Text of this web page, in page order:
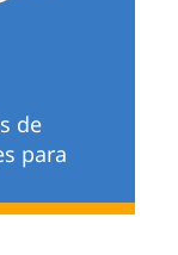
de
para